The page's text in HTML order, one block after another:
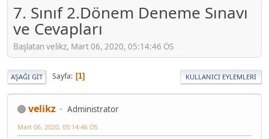
7. Sınıf 2.Dönem Deneme Sınavı
ve Cevapları
Başlatan velikz, Mart 06, 2020, 05:14:46 ÖS
AŞAĞI GIT Sayfa 1 KULLANICI EYLEMLERI
velikz Administrator
Mart 06, 2020, 05:14:46 ÖS